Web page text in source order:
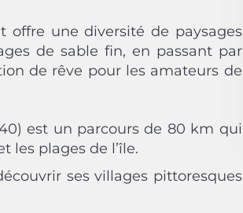
offre une diversité de paysages
de sable fin, en passant par
de rêve pour les amateurs de
est un parcours de 80 km qui
les plages de l’île.
ses villages pittoresques